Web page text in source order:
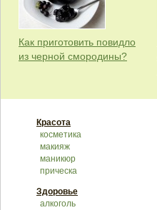
Как приготовить повидло
из черной смородины?
Красота
косметика
макияж
маникюр
прическа
Здоровье
алкоголь